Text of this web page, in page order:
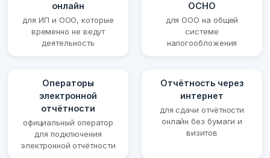
онлайн
для ИП и ООО, которые
временно не ведут
деятельность
ОСНО
для ООО на общей
системе
налогообложения
Операторы
электронной
отчётности
официальный оператор
для подключения
электронной отчётности
Отчётность через
интернет
для сдачи отчётности
онлайн без бумаги и
визитов